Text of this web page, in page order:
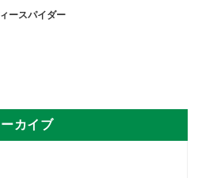
ースパイダー
カイブ